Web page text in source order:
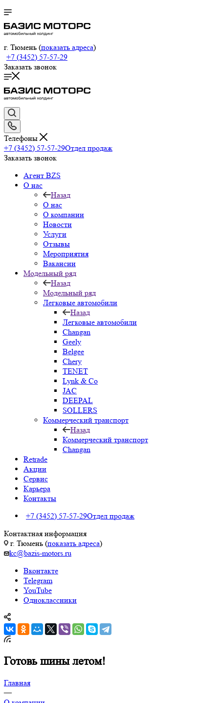
г. Тюмень (показать адреса)
+7 (3452) 57-57-29
Заказать звонок
Телефоны
+7 (3452) 57-57-29Отдел продаж
Заказать звонок
Агент BZS
О нас
Назад
О нас
О компании
Новости
Услуги
Отзывы
Мероприятия
Вакансии
Модельный ряд
Назад
Модельный ряд
Легковые автомобили
Назад
Легковые автомобили
Changan
Geely
Belgee
Chery
TENET
Lynk & Co
JAC
DEEPAL
SOLLERS
Коммерческий транспорт
Назад
Коммерческий транспорт
Changan
Retrade
Акции
Сервис
Карьера
Контакты
+7 (3452) 57-57-29Отдел продаж
Контактная информация
г. Тюмень (показать адреса)
kc@bazis-motors.ru
Вконтакте
Telegram
YouTube
Одноклассники
Готовь шины летом!
Главная
—